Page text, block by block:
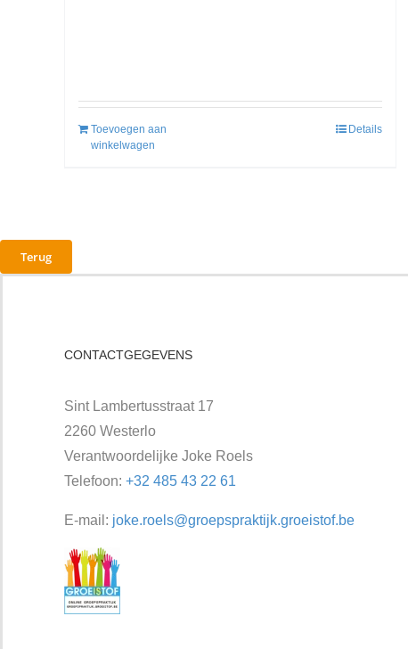
Toevoegen aan
winkelwagen
Details
Terug
CONTACTGEGEVENS
Sint Lambertusstraat 17
2260 Westerlo
Verantwoordelijke Joke Roels
Telefoon: +32 485 43 22 61
E-mail: joke.roels@groepspraktijk.groeistof.be